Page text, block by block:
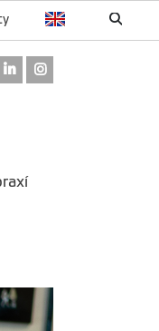
na Facebook
na Youtube
Odkaz na LinkedIn